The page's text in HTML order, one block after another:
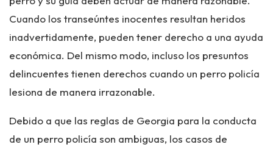
Cuando los transeúntes inocentes resultan heridos
inadvertidamente, pueden tener derecho a una ayuda
económica. Del mismo modo, incluso los presuntos
delincuentes tienen derechos cuando un perro policía
lesiona de manera irrazonable.
Debido a que las reglas de Georgia para la conducta
de un perro policía son ambiguas, los casos de